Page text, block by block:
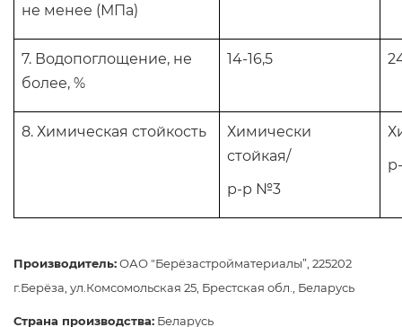
не менее (МПа)
7. Водопоглощение, не
более, %
14-16,5
8. Химическая стойкость
Химически
стойкая/
р-р №3
Производитель:ОАО "Берёзастройматериалы”, 225202
г.Берёза, ул.Комсомольская 25, Брестская обл., Беларусь
Страна производства: Беларусь